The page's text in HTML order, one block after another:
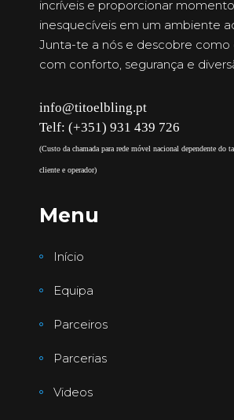
incríveis e proporcionar
inesquecíveis em um ambiente
Junta-te a nós e descobre como
com conforto, segurança e
info@titoelbling.pt
Telf: (+351) 931 439 726
(Custo da chamada para rede móvel nacional dependente do
cliente e operador)
Menu
Início
Equipa
Parceiros
Parcerias
Videos